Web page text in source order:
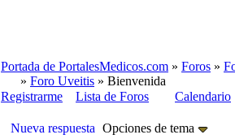
Portada de PortalesMedicos.com » Foros »
» Foro Uveitis » Bienvenida
Registrarme
Lista de Foros Calendario
Nueva respuesta Opciones de tema